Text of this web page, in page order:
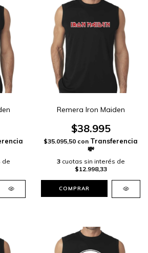
de
Remera Iron Maiden
$38.995
$35.095,50 con
3 cuotas sin interés de
$12.998,33
COMPRAR